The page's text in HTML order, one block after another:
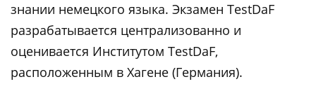
знании немецкого языка. Экзамен TestDaF
разрабатывается централизованно и
оценивается Институтом TestDaF,
расположенным в Хагене (Германия).